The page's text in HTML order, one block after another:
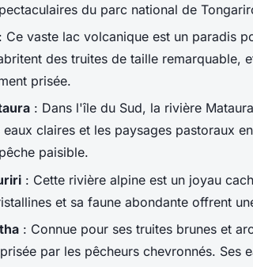
du parc national de
: Ce vaste lac volcanique est un paradis
des truites de taille remarquable,
prisée.
: Dans l'île du Sud, la rivière
eaux claires et les paysages pastoraux
paisible.
: Cette rivière alpine est un joyau
et sa faune abondante offrent
: Connue pour ses truites brunes et
par les pêcheurs chevronnés. Ses